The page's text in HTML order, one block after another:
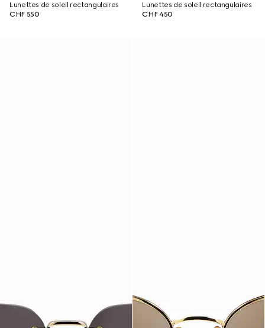
Lunettes de soleil rectangulaires
CHF 550
Lunettes de soleil rectangulaires
CHF 450